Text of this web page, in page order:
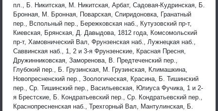
пл., Б. Никитская, М. Никитская, Арбат, Садовая-Кудринская, Б.
Бронная, М. Бронная, Поварская, Спиридоновка, Гранатный
пер., Вспольный пер., Бережковская наб., Кутузовский пр-т,
Киевская, Брянская, Д. Давыдова, 1812 года, Комсомольский
пр-т, Хамовнический Вал, Фрунзенская наб., Лужнецкая наб.,
Саввинская наб., 1, 2 и 3-я Фрунзенские, Красная Пресня,
Дружинниковская, Заморенова, В. Предтеченский пер.,
Глубокий пер., Б. Грузинская, М. Грузинская, Климашкина,
Новопресненский пер., Зоологическая, Красина, Б. Тишинский
пер., Ср. Тишинский пер., Васильевская, Юлиуса Фучика, 1 и 2-
я Брестские, Б. Кондратьевский пер., Ср. Кондратьевский пер.,
Краснопресненская наб., Трехгорный Вал, Мантулинская, Б.